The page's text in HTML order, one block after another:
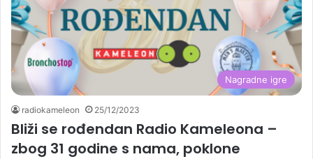
Nagradne igre
radiokameleon 25/12/2023
Bliži se rođendan Radio Kameleona –
zbog 31 godine s nama, poklone